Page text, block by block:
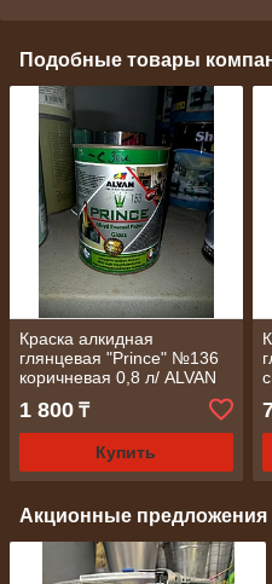
Подобные товары
Краска алкидная
глянцевая "Prince" №136
коричневая 0,8 л/ ALVAN
1 800 ₸
Купить
Акционные предложения